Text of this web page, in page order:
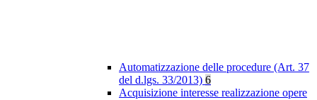
Automatizzazione delle procedure (Art. 37
del d.lgs. 33/2013) 6
Acquisizione interesse realizzazione opere